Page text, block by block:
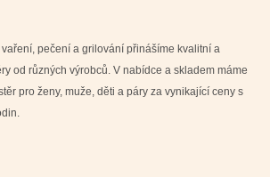
pečení a grilování přinášíme kvalitní a
od různých výrobců. V nabídce a skladem máme
pro ženy, muže, děti a páry za vynikající ceny s